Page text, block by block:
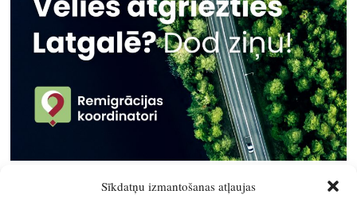
Sīkdatņu izmantošanas atļaujas